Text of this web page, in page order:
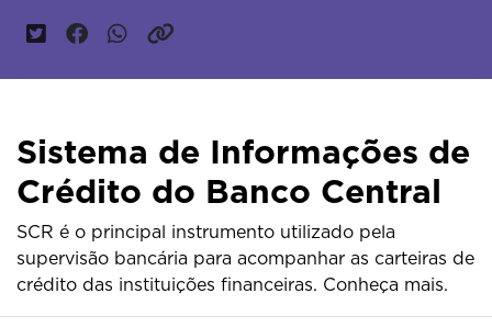
Sistema de Informações de
Crédito do Banco Central
SCR é o principal instrumento utilizado pela
supervisão bancária para acompanhar as carteiras de
crédito das instituições financeiras. Conheça mais.